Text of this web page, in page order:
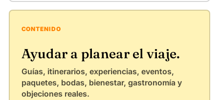
CONTENIDO
Ayudar a planear el viaje.
Guías, itinerarios, experiencias, eventos,
paquetes, bodas, bienestar, gastronomía y
objeciones reales.